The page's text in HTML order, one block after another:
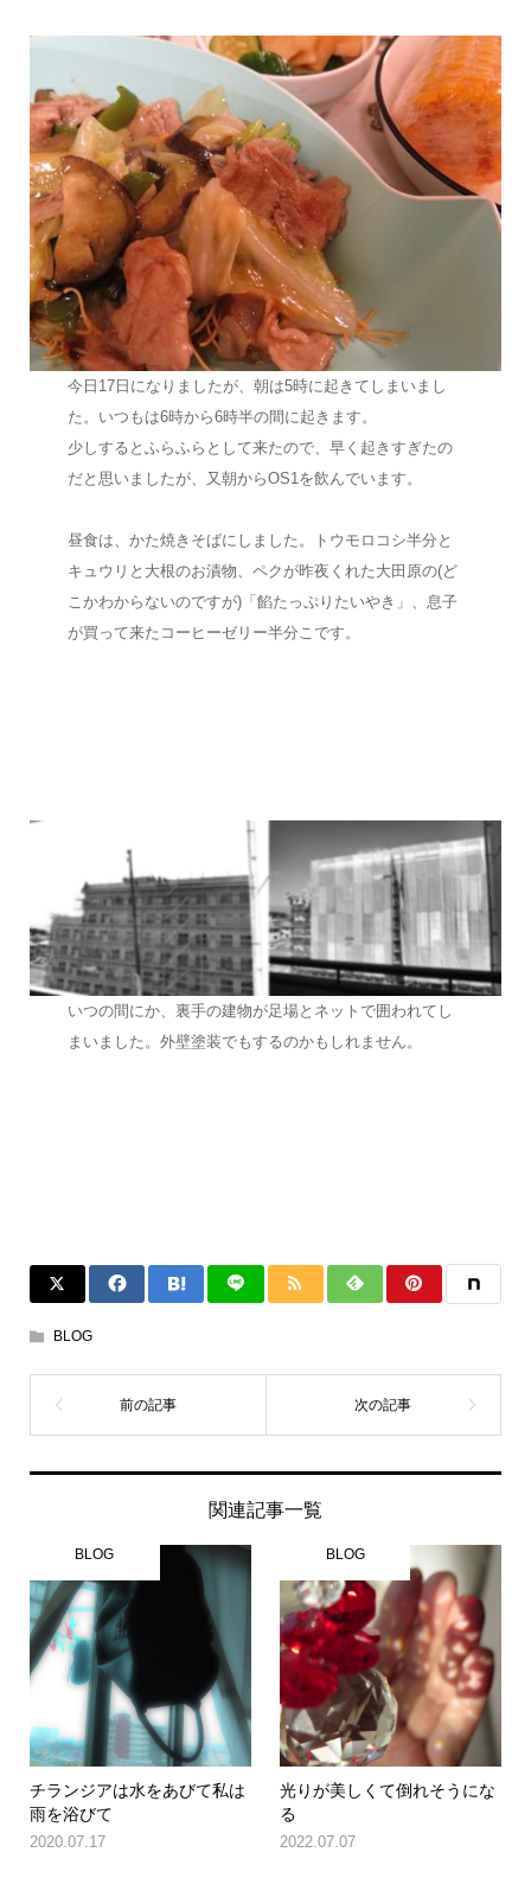
今日17日になりましたが、朝は5時に起きてしまいまし
た。いつもは6時から6時半の間に起きます。
少しするとふらふらとして来たので、早く起きすぎたの
だと思いましたが、又朝からOS1を飲んでいます。
昼食は、かた焼きそばにしました。トウモロコシ半分と
キュウリと大根のお漬物、ペクが昨夜くれた大田原の(ど
こかわからないのですが)「餡たっぷりたいやき」、息子
が買って来たコーヒーゼリー半分こです。
いつの間にか、裏手の建物が足場とネットで囲われてし
まいました。外壁塗装でもするのかもしれません。
BLOG
関連記事一覧
BLOG
チランジアは水をあびて私は
雨を浴びて
2020.07.17
BLOG
光りが美しくて倒れそうにな
る
2022.07.07